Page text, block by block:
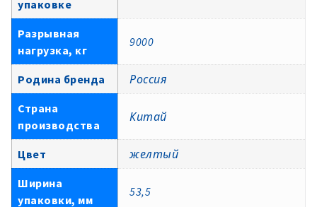
упаковке
Разрывная
нагрузка, кг
9000
Родина бренда Россия
Страна
производства
Китай
Цвет желтый
Ширина
упаковки, мм
53,5